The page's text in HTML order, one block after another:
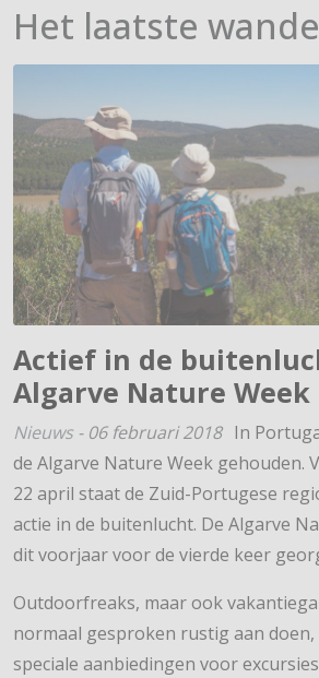
Het laatste
Actief in de
Algarve Nature Week
Nieuws - 06 februari 2018 In
de Algarve Nature Week gehouden.
22 april staat de Zuid-Portugese
actie in de buitenlucht. De Algarve
dit voorjaar voor de vierde keer
Outdoorfreaks, maar ook
normaal gesproken rustig aan
speciale aanbiedingen voor